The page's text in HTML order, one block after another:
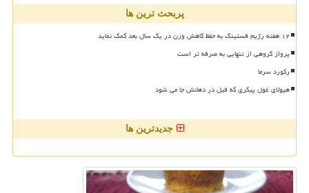
پربحث ترین ها
۱۲ هفته رژیم فستینگ به حفظ کاهش وزن در یک سال بعد کمک نماید
پرواز گروهی از تنهایی به صرفه تر است
رکورد سرما
هیولای غول پیکری که فیل در دهانش جا می شود
جدیدترین ها